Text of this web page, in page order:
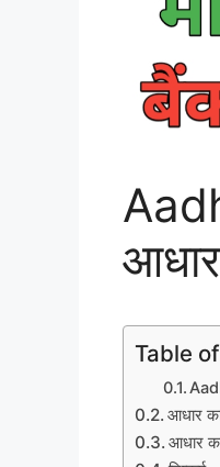
Table
आधार
आधार